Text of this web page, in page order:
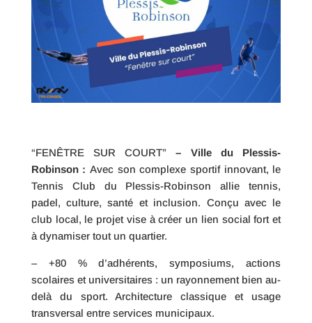
“FENÊTRE SUR COURT” – Ville du Plessis-
Robinson :Avec son complexe sportif innovant, le
Tennis Club du Plessis-Robinson allie tennis,
padel, culture, santé et inclusion. Conçu avec le
club local, le projet vise à créer un lien social fort et
à dynamiser tout un quartier.
– +80 % d’adhérents, symposiums, actions
scolaires et universitaires : un rayonnement bien au-
delà du sport. Architecture classique et usage
transversal entre services municipaux.